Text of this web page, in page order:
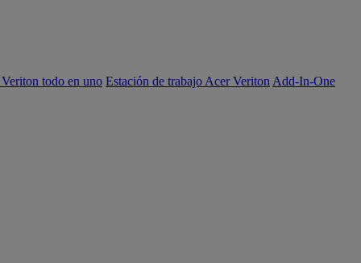
todo en uno Estación de trabajo Acer Veriton Add-In-One